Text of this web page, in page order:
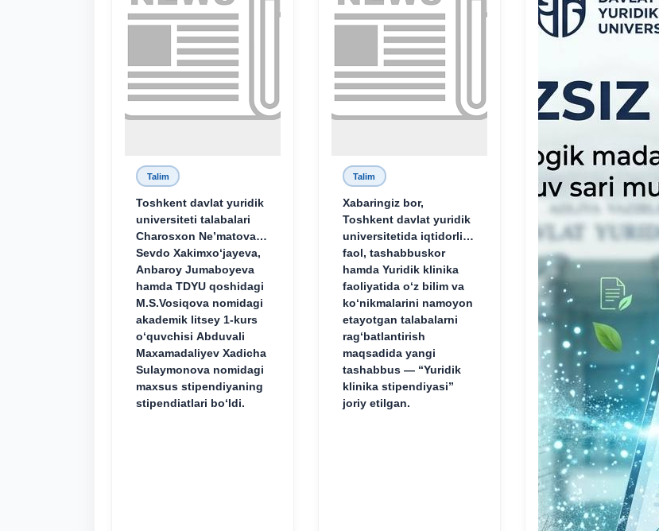
Talim
Toshkent davlat yuridik
universiteti talabalari
Charosxon Ne’matova,
Sevdo Xakimxo‘jayeva,
Anbaroy Jumaboyeva
hamda TDYU qoshidagi
M.S.Vosiqova nomidagi
akademik litsey 1-kurs
o‘quvchisi Abduvali
Maxamadaliyev Xadicha
Sulaymonova nomidagi
maxsus stipendiyaning
stipendiatlari bo‘ldi.
Talim
Xabaringiz bor,
Toshkent davlat yuridik
universitetida iqtidorli,
faol, tashabbuskor
hamda Yuridik klinika
faoliyatida o‘z bilim va
ko‘nikmalarini namoyon
etayotgan talabalarni
rag‘batlantirish
maqsadida yangi
tashabbus — “Yuridik
klinika stipendiyasi”
joriy etilgan.